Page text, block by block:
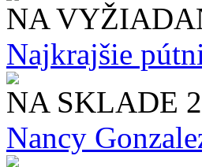
NA
Najkrajšie
NA SKLADE
Nancy